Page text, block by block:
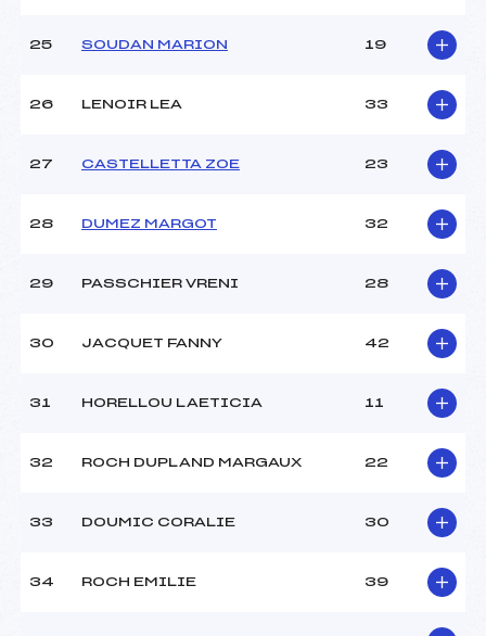
25 SOUDAN MARION 19
26 LENOIR LEA 33
27 CASTELLETTA ZOE 23
28 DUMEZ MARGOT 32
29 PASSCHIER VRENI 28
30 JACQUET FANNY 42
31 HORELLOU LAETICIA 11
32 ROCH DUPLAND MARGAUX 22
33 DOUMIC CORALIE 30
34 ROCH EMILIE 39